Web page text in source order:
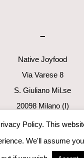
–
Native Joyfood
Via Varese 8
S. Giuliano Mil.se
20098 Milano (I)
p.i. 06411160960
info@nativejoyfood.com
Policy. This
We'll assume